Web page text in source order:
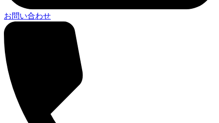
お問い合わせ